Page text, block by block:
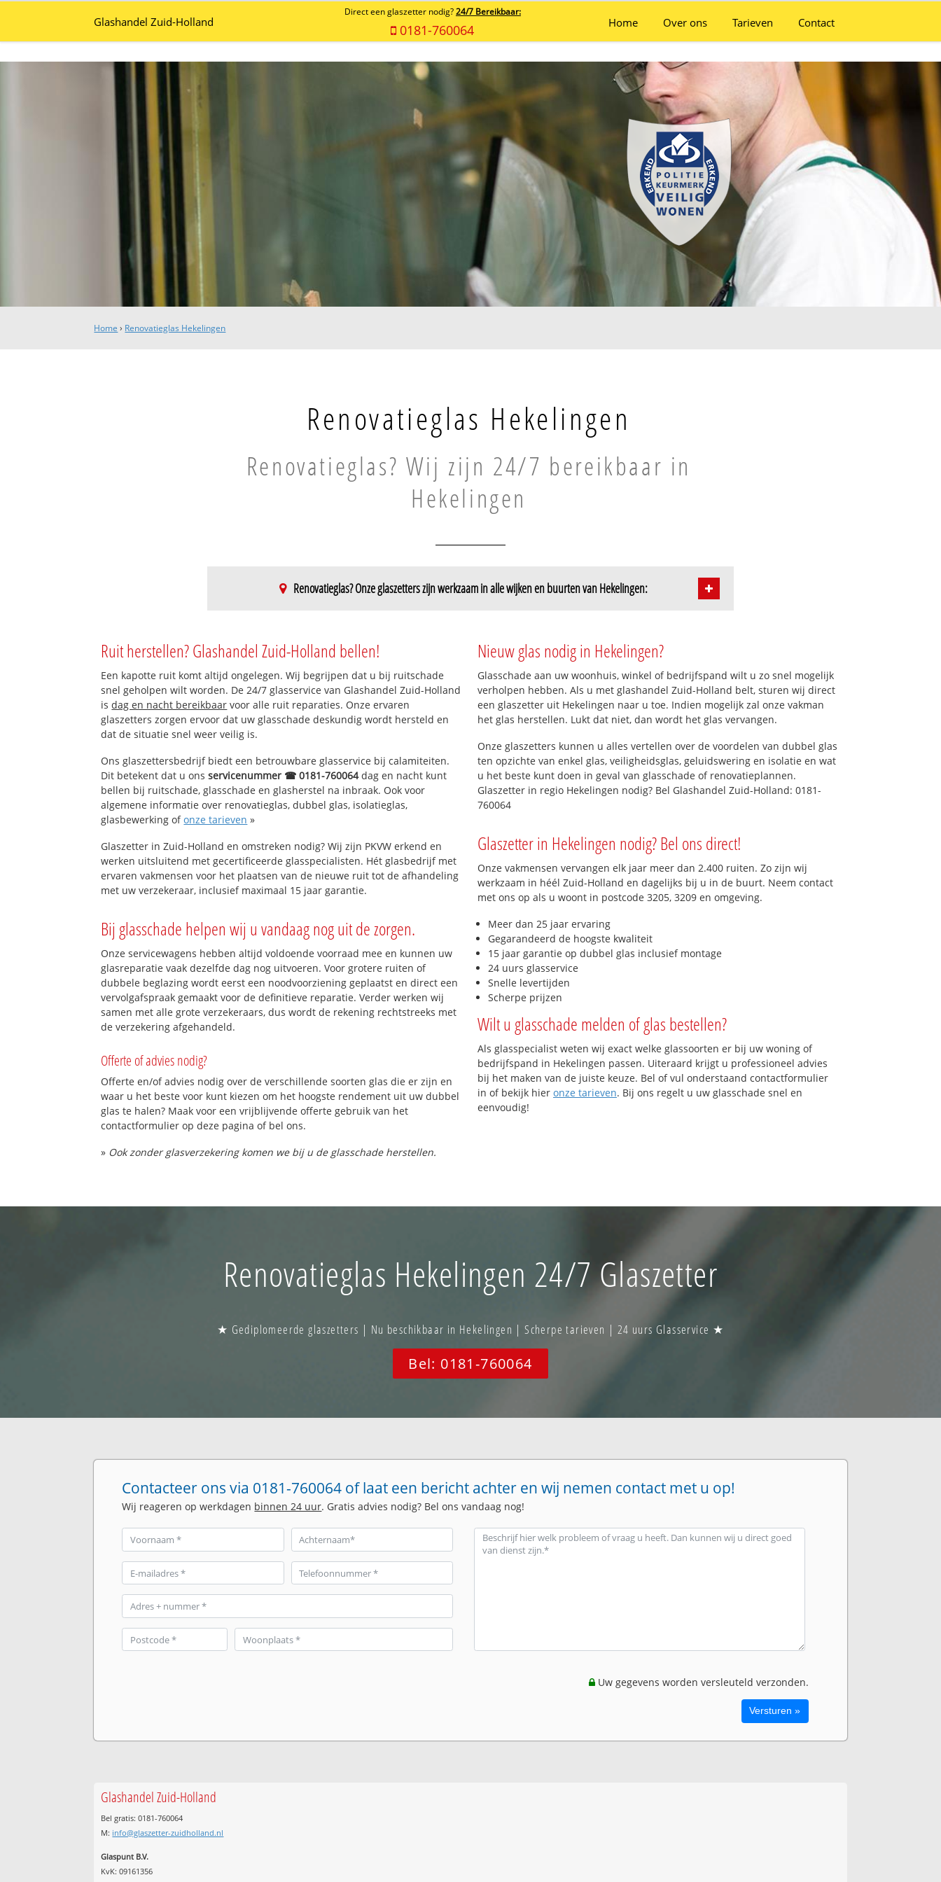
Glashandel Zuid-Holland
Direct een glaszetter nodig? 24/7 Bereikbaar:
0181-760064 Home Over ons Tarieven Contact
Home › Renovatieglas Hekelingen
Renovatieglas Hekelingen
Renovatieglas? Wij zijn 24/7 bereikbaar in
Hekelingen
Renovatieglas? Onze glaszetters zijn werkzaam in alle wijken en buurten van Hekelingen:
Uitslag van Putten-Zuid
Oud-Schuddebeurs
Ruit herstellen? Glashandel Zuid-Holland bellen!
Een kapotte ruit komt altijd ongelegen. Wij begrijpen dat u bij ruitschade
snel geholpen wilt worden. De 24/7 glasservice van Glashandel Zuid-Holland
isdag en nacht bereikbaar voor alle ruit reparaties. Onze ervaren
glaszetters zorgen ervoor dat uw glasschade deskundig wordt hersteld en
dat de situatie snel weer veilig is.
Ons glaszettersbedrijf biedt een betrouwbare glasservice bij calamiteiten.
Dit betekent dat u onsservicenummer ☎ 0181-760064dag en nacht kunt
bellen bij ruitschade, glasschade en glasherstel na inbraak. Ook voor
algemene informatie over renovatieglas, dubbel glas, isolatieglas,
glasbewerking ofonze tarieven »
Glaszetter in Zuid-Holland en omstreken nodig? Wij zijn PKVW erkend en
werken uitsluitend met gecertificeerde glasspecialisten. Hét glasbedrijf met
ervaren vakmensen voor het plaatsen van de nieuwe ruit tot de afhandeling
met uw verzekeraar, inclusief maximaal 15 jaar garantie.
Bij glasschade helpen wij u vandaag nog uit de zorgen.
Onze servicewagens hebben altijd voldoende voorraad mee en kunnen uw
glasreparatie vaak dezelfde dag nog uitvoeren. Voor grotere ruiten of
dubbele beglazing wordt eerst een noodvoorziening geplaatst en direct een
vervolgafspraak gemaakt voor de definitieve reparatie. Verder werken wij
samen met alle grote verzekeraars, dus wordt de rekening rechtstreeks met
de verzekering afgehandeld.
Offerte of advies nodig?
Offerte en/of advies nodig over de verschillende soorten glas die er zijn en
waar u het beste voor kunt kiezen om het hoogste rendement uit uw dubbel
glas te halen? Maak voor een vrijblijvende offerte gebruik van het
contactformulier op deze pagina of bel ons.
» Ook zonder glasverzekering komen we bij u de glasschade herstellen.
Nieuw glas nodig in Hekelingen?
Glasschade aan uw woonhuis, winkel of bedrijfspand wilt u zo snel mogelijk
verholpen hebben. Als u met glashandel Zuid-Holland belt, sturen wij direct
een glaszetter uit Hekelingen naar u toe. Indien mogelijk zal onze vakman
het glas herstellen. Lukt dat niet, dan wordt het glas vervangen.
Onze glaszetters kunnen u alles vertellen over de voordelen van dubbel glas
ten opzichte van enkel glas, veiligheidsglas, geluidswering en isolatie en wat
u het beste kunt doen in geval van glasschade of renovatieplannen.
Glaszetter in regio Hekelingen nodig? Bel Glashandel Zuid-Holland: 0181-
760064
Glaszetter in Hekelingen nodig? Bel ons direct!
Onze vakmensen vervangen elk jaar meer dan 2.400 ruiten. Zo zijn wij
werkzaam in héél Zuid-Holland en dagelijks bij u in de buurt. Neem contact
met ons op als u woont in postcode 3205, 3209 en omgeving.
Meer dan 25 jaar ervaring
Gegarandeerd de hoogste kwaliteit
15 jaar garantie op dubbel glas inclusief montage
24 uurs glasservice
Snelle levertijden
Scherpe prijzen
Wilt u glasschade melden of glas bestellen?
Als glasspecialist weten wij exact welke glassoorten er bij uw woning of
bedrijfspand in Hekelingen passen. Uiteraard krijgt u professioneel advies
bij het maken van de juiste keuze. Bel of vul onderstaand contactformulier
in of bekijk hier onze tarieven. Bij ons regelt u uw glasschade snel en
eenvoudig!
Renovatieglas Hekelingen 24/7 Glaszetter
★ Gediplomeerde glaszetters | Nu beschikbaar in Hekelingen | Scherpe tarieven | 24 uurs Glasservice ★
Bel: 0181-760064
Contacteer ons via 0181-760064 of laat een bericht achter en wij nemen contact met u op!
Wij reageren op werkdagen binnen 24 uur. Gratis advies nodig? Bel ons vandaag nog!
Uw gegevens worden versleuteld verzonden.
Glashandel Zuid-Holland
Bel gratis: 0181-760064
M: info@glaszetter-zuidholland.nl
Glaspunt B.V.
KvK: 09161356